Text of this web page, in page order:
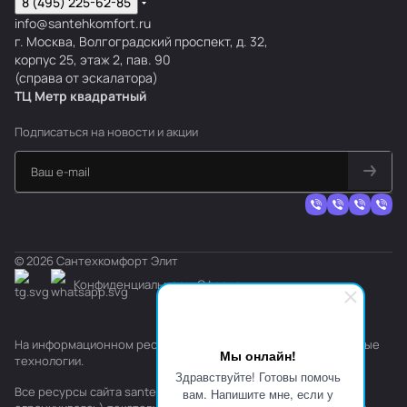
Мы онлайн!
Здравствуйте! Готовы помочь
вам. Напишите мне, если у
c
a
i
c
s
s
n
a
e
n
t
info@santehkomfort.ru
г. Москва, Волгоградский проспект, д. 32,
корпус 25, этаж 2, пав. 90
(справа от эскалатора)
ТЦ Метр квадратный
Подписаться на новости и акции
© 2026 Сантехкомфорт Элит
КонфиденциальностьОферта
На информационном ресурсе применяются
рекомендательные
технологии.
Все ресурсы сайта santehkomfort.ru, включая (но не